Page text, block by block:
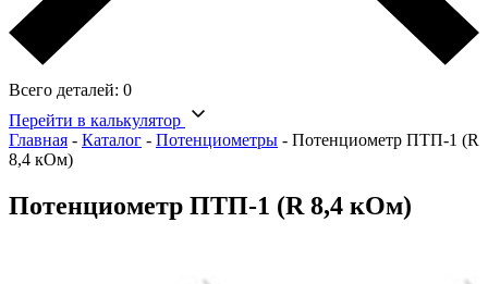
Всего деталей: 0
Перейти в калькулятор
Главная - Каталог - Потенциометры - Потенциометр ПТП-1 (R
8,4 кОм)
Потенциометр ПТП-1 (R 8,4 кОм)